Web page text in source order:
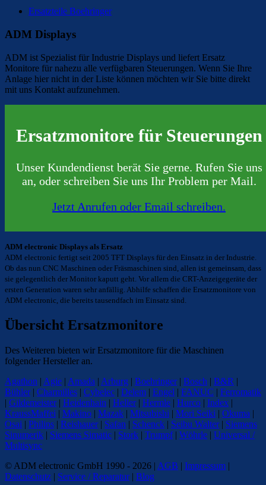
Ersatzteile Boehringer
ADM Displays
ADM ist Spezialist für Industrie Displays und liefert Ersatz
Monitore für nahezu alle verfügbaren Steuerungen. Wenn Sie Ihre
Anlage hier nicht in der Liste können möchten wir Sie bitte direkt
mit uns Kontakt aufzunehmen.
Ersatzmonitore für Steuerungen
Unser Kundendienst berät Sie gerne. Rufen Sie uns
an, oder schreiben Sie uns Ihr Problem per Mail.
Jetzt Anrufen oder Email schreiben.
ADM electronic Displays als Ersatz
ADM electronic fertigt seit 2005 TFT Displays für den Einsatz in der Industrie.
Ob das nun CNC Maschinen oder Fräsmaschinen sind, allen ist gemeinsam, dass
sie gelegentlich der Monitor kaputt geht. Vor allem die CRT-Anzeigegeräte der
ersten Generation waren sehr anfällig. Abhilfe schaffen die Ersatzmonitore von
ADM electronic, die bereits tausendfach im Einsatz sind.
Übersicht Ersatzmonitore
Des Weiteren bieten wir Ersatzmonitore für die Maschinen
folgender Hersteller an.
Agathon | Agie | Amada | Arburg | Boehringer| Bosch | B&R |
Bühler| Charmilles | Cybelec | Delem | Engel | FANUC | Ferromatik
| Gildemeister| Heidenhain | Heller| Hermle | Hurco | Index |
KraussMaffei | Makino | Mazak | Mitsubishi | Mori Seiki | Okuma |
Osai | Philips | Reishauer| Safan | Schenck | Seibu Walter| Siemens
Sinumerik | Siemens Simatic | Stork | Trumpf| Wöhrle | Universal /
Multisync
© ADM electronic GmbH 1990 - 2026 | AGB | Impressum |
Datenschutz | Service / Reparatur| Blog